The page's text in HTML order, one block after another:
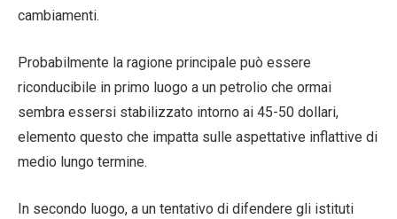
cambiamenti.
Probabilmente la ragione principale può essere
riconducibile in primo luogo a un petrolio che ormai
sembra essersi stabilizzato intorno ai 45-50 dollari,
elemento questo che impatta sulle aspettative inflattive di
medio lungo termine.
In secondo luogo, a un tentativo di difendere gli istituti